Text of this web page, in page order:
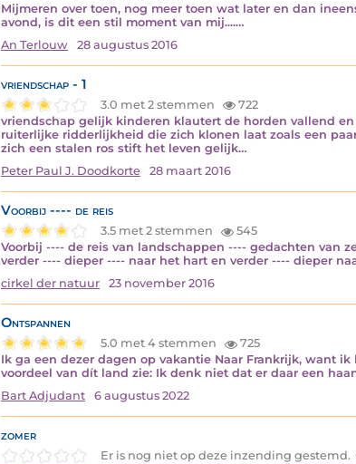
Mijmeren over toen, nog meer toen wat later en dan
avond, is dit een stil moment van mij....…
An Terlouw
28 augustus 2016
vriendschap - 1
3.0 met 2 stemmen
722
vriendschap gelijk kinderen klautert de horden vallend
ruiterlijke ridderlijkheid die zich klonen laat zoals een
zich een stalen ros stift het leven gelijk…
Peter Paul J. Doodkorte
28 maart 2016
Voorbij ---- de reis
3.5 met 2 stemmen
545
Voorbij ---- de reis van landschappen ---- gedachten van
verder ---- dieper ---- naar het hart en verder ---- dieper
cirkel der natuur
23 november 2016
Ontspannen
5.0 met 4 stemmen
725
Ik ga een dezer dagen op vakantie Naar Frankrijk, want
voordeel van dít land zie: Ik denk niet dat er daar een
Bart Adjudant
6 augustus 2022
zomer
Er is nog niet op deze inzending gestemd.